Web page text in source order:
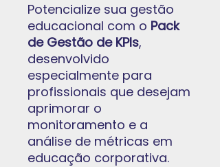
Potencialize sua gestão
educacional com o Pack
de Gestão de KPIs,
desenvolvido
especialmente para
profissionais que desejam
aprimorar o
monitoramento e a
análise de métricas em
educação corporativa.